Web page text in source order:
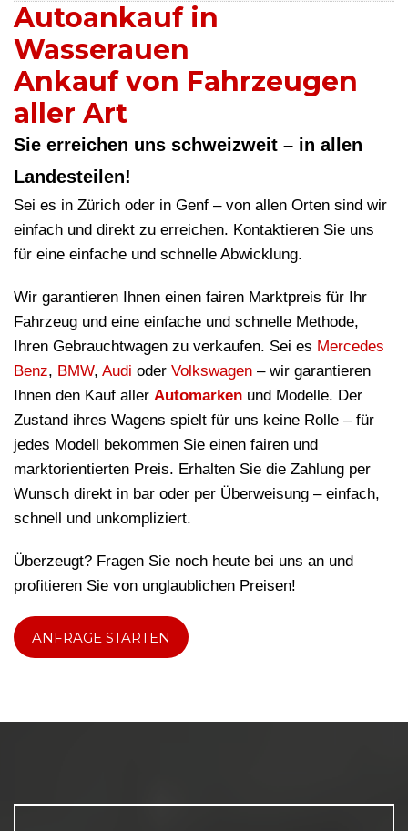
Autoankauf in
Wasserauen
Ankauf von Fahrzeugen
aller Art
Sie erreichen uns schweizweit – in allen
Landesteilen!
Sei es in Zürich oder in Genf – von allen Orten sind wir
einfach und direkt zu erreichen. Kontaktieren Sie uns
für eine einfache und schnelle Abwicklung.
Wir garantieren Ihnen einen fairen Marktpreis für Ihr
Fahrzeug und eine einfache und schnelle Methode,
Ihren Gebrauchtwagen zu verkaufen. Sei es Mercedes
Benz, BMW, Audi oder Volkswagen – wir garantieren
Ihnen den Kauf aller Automarken und Modelle. Der
Zustand ihres Wagens spielt für uns keine Rolle – für
jedes Modell bekommen Sie einen fairen und
marktorientierten Preis. Erhalten Sie die Zahlung per
Wunsch direkt in bar oder per Überweisung – einfach,
schnell und unkompliziert.
Überzeugt? Fragen Sie noch heute bei uns an und
profitieren Sie von unglaublichen Preisen!
ANFRAGE STARTEN